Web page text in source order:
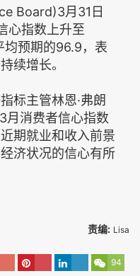
Board)3月31日
心指数上升至
均预期的96.9，表
续增长。
主管林恩·弗朗
消费者信心指数
期就业和收入前景
济状况的信心有所
责编: Lisa
94